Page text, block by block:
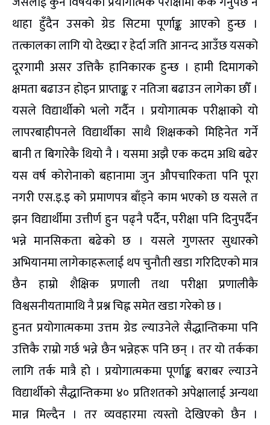
थाहा हुँदैन उसको ग्रेड सिटमा पूर्णाङ्क आएको हुन्छ ।
तत्कालका लागि यो देख्दा र हेर्दा जति आनन्द आउँछ यसको
दूरगामी असर उत्तिकै हानिकारक हुन्छ । हामी दिमागको
क्षमता बढाउन होइन प्राप्ताङ्क र नतिजा बढाउन लागेका छौँ ।
यसले विद्यार्थीको भलो गर्दैन । प्रयोगात्मक परीक्षाको यो
लापरबाहीपनले विद्यार्थीका साथै शिक्षकको मिहिनेत गर्ने
बानी त बिगारेकै थियो नै । यसमा अझै एक कदम अधि बढेर
यस वर्ष कोरोनाको बहानामा जुन औपचारिकता पनि पूरा
नगरी एस.इ.इ को प्रमाणपत्र बाँड्ने काम भएको छ यसले त
झन विद्यार्थीमा उत्तीर्ण हुन पढ्नै पर्दैन, परीक्षा पनि दिनुपर्दैन
भन्ने मानसिकता बढेको छ । यसले गुणस्तर सुधारको
अभियानमा लागेकाहरूलाई थप चुनौती खडा गरिदिएको मात्र
छैन हाम्रो शैक्षिक प्रणाली तथा परीक्षा प्रणालीकै
विश्वसनीयतामाथि नै प्रश्न चिह्न समेत खडा गरेको छ ।
हुनत प्रयोगात्मकमा उत्तम ग्रेड ल्याउनेले सैद्धान्तिकमा पनि
उत्तिकै राम्रो गर्छ भन्ने छैन भन्नेहरू पनि छन् । तर यो तर्कका
लागि तर्क मात्रै हो । प्रयोगात्मकमा पूर्णाङ्क बराबर ल्याउने
विद्यार्थीको सैद्धान्तिकमा ४० प्रतिशतको अपेक्षालाई अन्यथा
मान्न मिल्दैन । तर व्यवहारमा त्यस्तो देखिएको छैन ।